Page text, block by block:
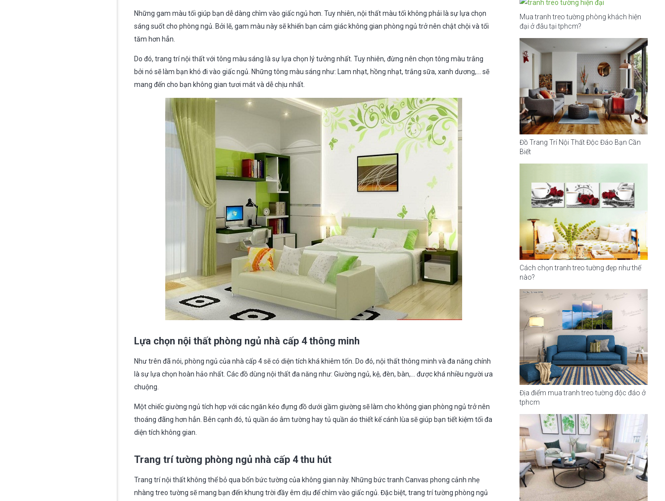
Những gam màu tối giúp bạn dễ dàng chìm vào giấc ngủ hơn. Tuy nhiên, nội thất màu tối không phải là sự lựa chọn
sáng suốt cho phòng ngủ. Bởi lẽ, gam màu này sẽ khiến bạn cảm giác không gian phòng ngủ trở nên chật chội và tối
tăm hơn hẳn.
Do đó, trang trí nội thất với tông màu sáng là sự lựa chọn lý tưởng nhất. Tuy nhiên, đừng nên chọn tông màu trắng
bởi nó sẽ làm bạn khó đi vào giấc ngủ. Những tông màu sáng như: Lam nhạt, hồng nhạt, trắng sữa, xanh dương,… sẽ
mang đến cho bạn không gian tươi mát và dễ chịu nhất.
Lựa chọn nội thất phòng ngủ nhà cấp 4 thông minh
Như trên đã nói, phòng ngủ của nhà cấp 4 sẽ có diện tích khá khiêm tốn. Do đó, nội thất thông minh và đa năng chính
là sự lựa chọn hoàn hảo nhất. Các đồ dùng nội thất đa năng như: Giường ngủ, kệ, đèn, bàn,… được khá nhiều người ưa
chuộng.
Một chiếc giường ngủ tích hợp với các ngăn kéo đựng đồ dưới gầm giường sẽ làm cho không gian phòng ngủ trở nên
thoáng đãng hơn hẳn. Bên cạnh đó, tủ quần áo âm tường hay tủ quần áo thiết kế cánh lùa sẽ giúp bạn tiết kiệm tối đa
diện tích không gian.
Trang trí tường phòng ngủ nhà cấp 4 thu hút
Trang trí nội thất không thể bỏ qua bốn bức tường của không gian này. Những bức tranh Canvas phong cảnh nhẹ
nhàng treo tường sẽ mang bạn đến khung trời đầy êm dịu để chìm vào giấc ngủ. Đặc biệt, trang trí tường phòng ngủ
Mua tranh treo tường phòng khách hiện
đại ở đâu tại tphcm?
Đồ Trang Trí Nội Thất Độc Đáo Bạn Cần
Biết
Cách chọn tranh treo tường đẹp như thế
nào?
Địa điểm mua tranh treo tường độc đáo ở
tphcm